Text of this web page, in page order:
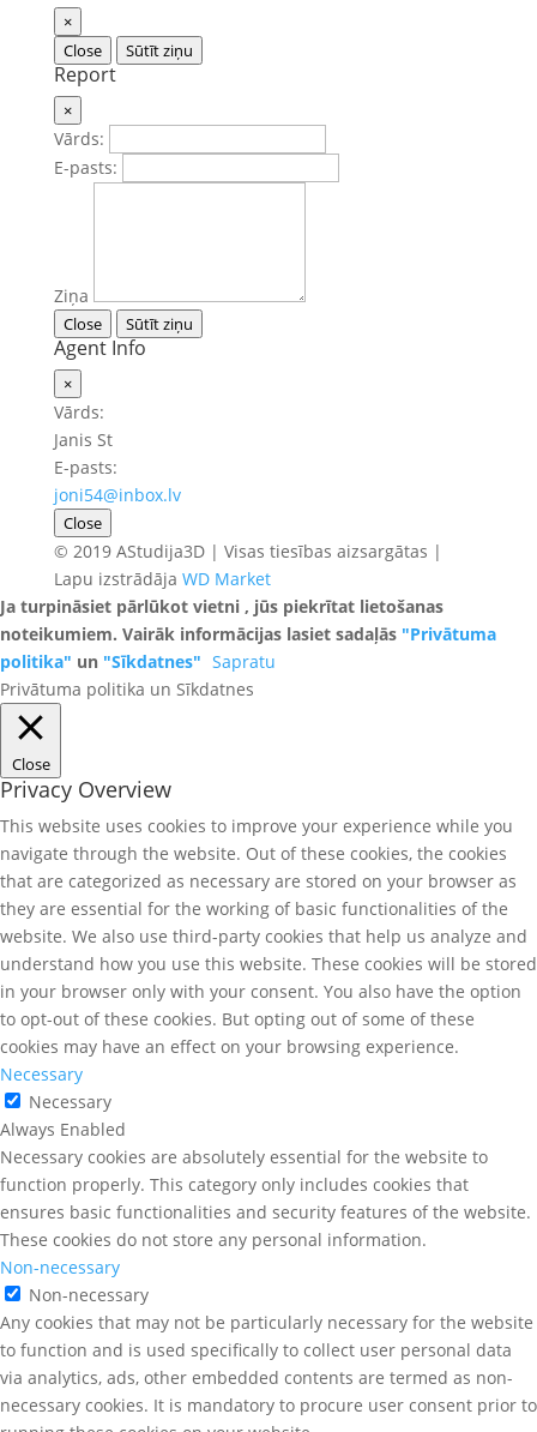
×
Close
Sūtīt ziņu
Report
×
Vārds:
E-pasts:
Ziņa
Close Sūtīt ziņu
Agent Info
×
Vārds:
Janis St
E-pasts:
joni54@inbox.lv
Close
© 2019 AStudija3D | Visas tiesības aizsargātas |
Lapu izstrādāja WD Market
Ja turpināsiet pārlūkot vietni , jūs piekrītat lietošanas
noteikumiem. Vairāk informācijas lasiet sadaļās "Privātuma
politika" un "Sīkdatnes" Sapratu
Privātuma politika un Sīkdatnes
Close
Privacy Overview
This website uses cookies to improve your experience while you
navigate through the website. Out of these cookies, the cookies
that are categorized as necessary are stored on your browser as
they are essential for the working of basic functionalities of the
website. We also use third-party cookies that help us analyze and
understand how you use this website. These cookies will be stored
in your browser only with your consent. You also have the option
to opt-out of these cookies. But opting out of some of these
cookies may have an effect on your browsing experience.
Necessary
Necessary
Always Enabled
Necessary cookies are absolutely essential for the website to
function properly. This category only includes cookies that
ensures basic functionalities and security features of the website.
These cookies do not store any personal information.
Non-necessary
Non-necessary
Any cookies that may not be particularly necessary for the website
to function and is used specifically to collect user personal data
via analytics, ads, other embedded contents are termed as non-
necessary cookies. It is mandatory to procure user consent prior to